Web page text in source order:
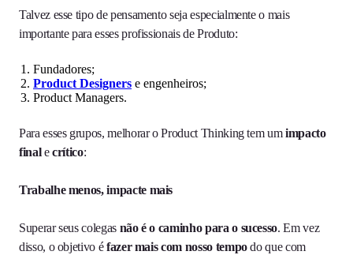
Talvez esse tipo de pensamento seja especialmente o mais
importante para esses profissionais de Produto:
Fundadores;
Product Designers e engenheiros;
Product Managers.
Para esses grupos, melhorar o Product Thinking tem umimpacto
finalecrítico:
Trabalhe menos, impacte mais
Superar seus colegas não é o caminho para o sucesso. Em vez
disso, o objetivo éfazer mais com nosso tempodo que com